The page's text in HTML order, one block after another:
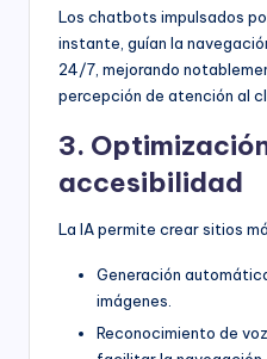
Los chatbots impulsados
instante, guían la
24/7, mejorando
percepción de atención al
3.
accesibilidad
La IA permite crear sitios
Generación
imágenes.
Reconocimiento de